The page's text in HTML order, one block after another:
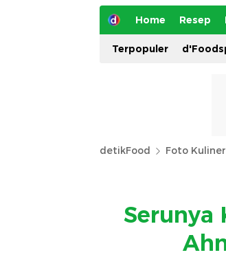
Home Resep
Terpopuler
detikFood Foto Kuliner
Serunya